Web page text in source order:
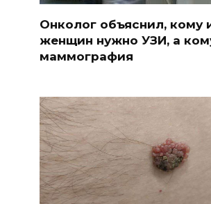
Онколог объяснил, кому
женщин нужно УЗИ, а
маммография